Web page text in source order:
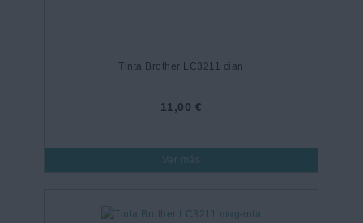
Tinta Brother LC3211 cian
11,00 €
Ver más